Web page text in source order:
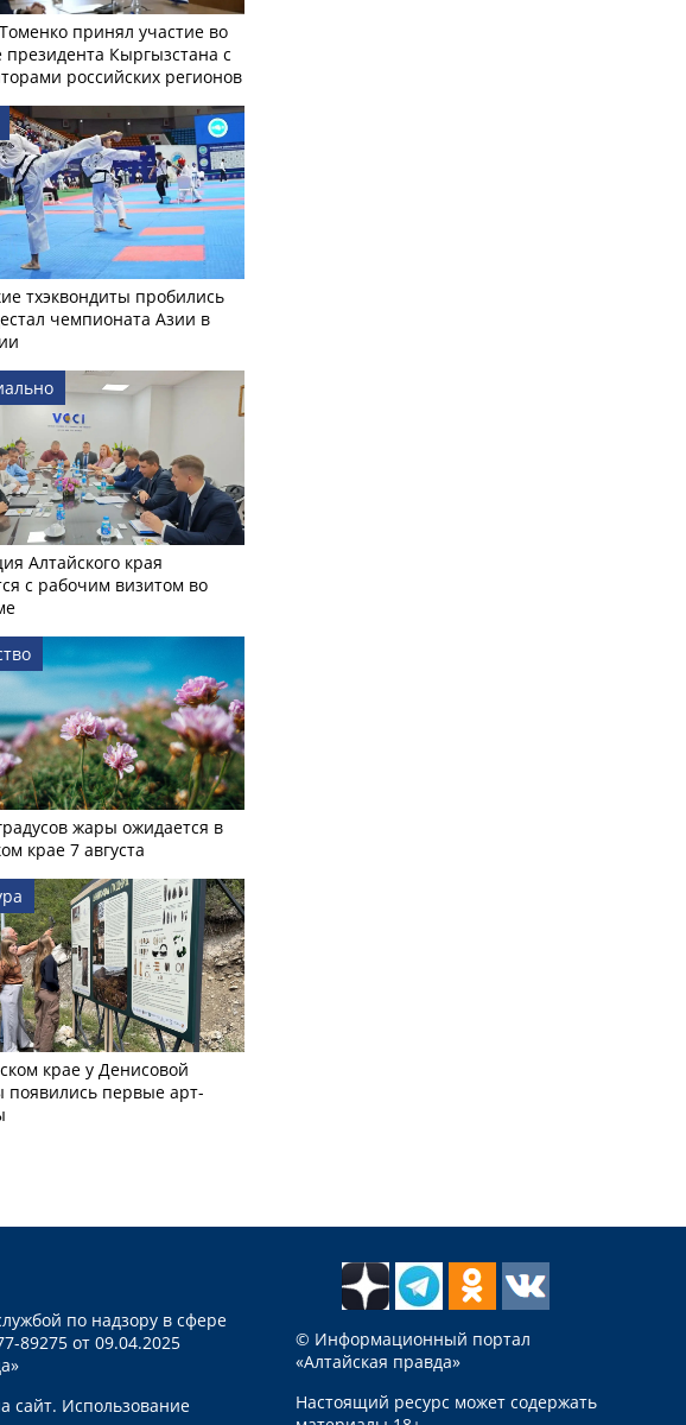
принял участие во
президента Кыргызстана с
российских регионов
тхэквондиты пробились
чемпионата Азии в
Алтайского края
с рабочим визитом во
жары ожидается в
крае 7 августа
крае у Денисовой
первые арт-
по надзору в сфере
89275 от 09.04.2025
сайт. Использование
© Информационный портал
«Алтайская правда»
Настоящий ресурс может содержать